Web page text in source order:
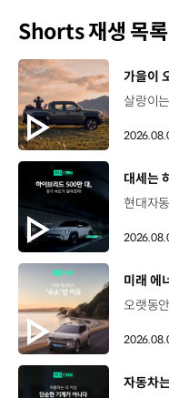
Shorts 재생 목록
[동영상]
가을이
[동영상]
대세는
[동영상]
미래 에
[동영상]
자동차